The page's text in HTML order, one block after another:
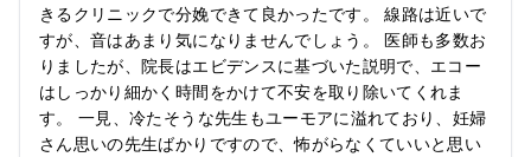
きるクリニックで分娩できて良かったです。 線路は近いで
すが、音はあまり気になりませんでしょう。 医師も多数お
りましたが、院長はエビデンスに基づいた説明で、エコー
はしっかり細かく時間をかけて不安を取り除いてくれま
す。 一見、冷たそうな先生もユーモアに溢れており、妊婦
さん思いの先生ばかりですので、怖がらなくていいと思い